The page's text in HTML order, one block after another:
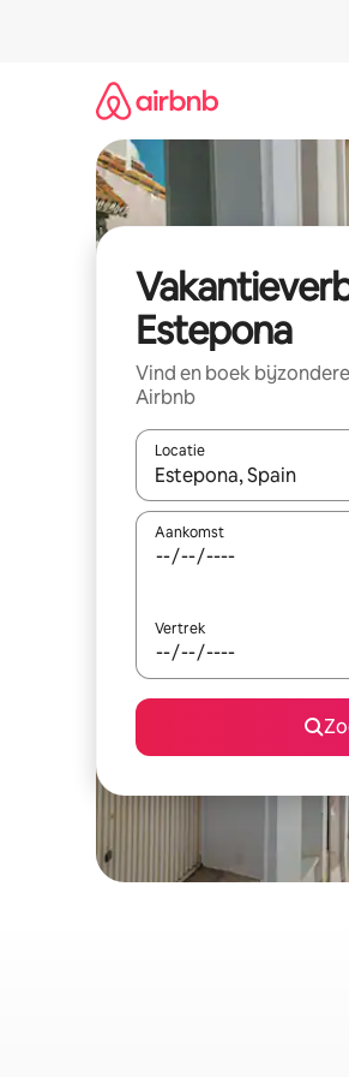
Estepona
Vind en boek
Airbnb
Locatie
Wanneer er resultaten
Aankomst
Vertrek